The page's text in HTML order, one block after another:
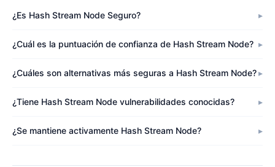
¿Es Hash Stream Node Seguro?
¿Cuál es la puntuación de confianza de Hash Stream Node?
¿Cuáles son alternativas más seguras a Hash Stream Node?
¿Tiene Hash Stream Node vulnerabilidades conocidas?
¿Se mantiene activamente Hash Stream Node?